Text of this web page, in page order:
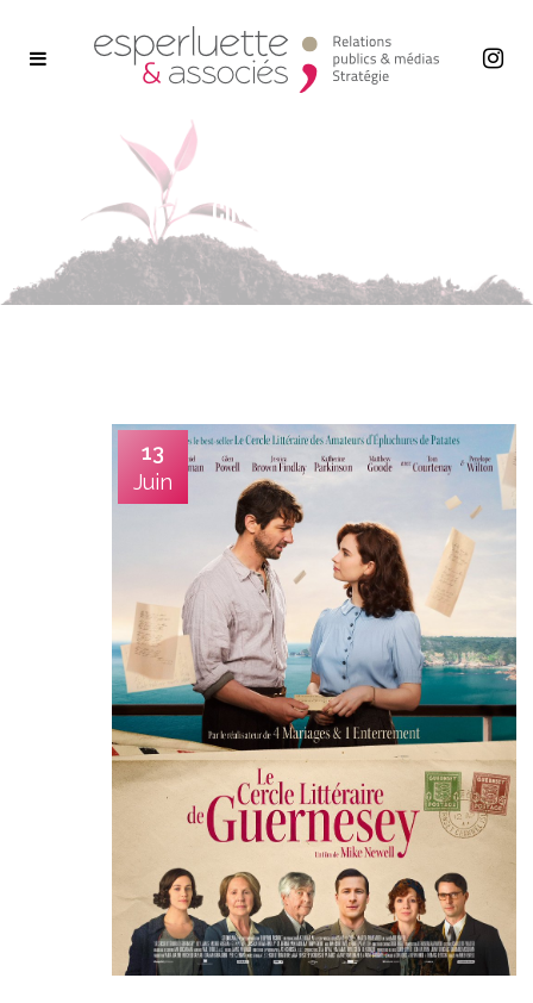
CINÉMA TAG
13
Juin